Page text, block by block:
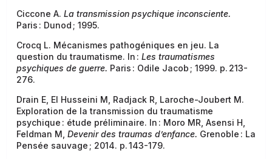
Ciccone A. La transmission psychique inconsciente.
Paris : Dunod ; 1995.
Crocq L. Mécanismes pathogéniques en jeu. La
question du traumatisme. In : Les traumatismes
psychiques de guerre. Paris : Odile Jacob ; 1999. p. 213-
276.
Drain E, El Husseini M, Radjack R, Laroche-Joubert M.
Exploration de la transmission du traumatisme
psychique : étude préliminaire. In : Moro MR, Asensi H,
Feldman M, Devenir des traumas d’enfance. Grenoble : La
Pensée sauvage ; 2014. p. 143-179.